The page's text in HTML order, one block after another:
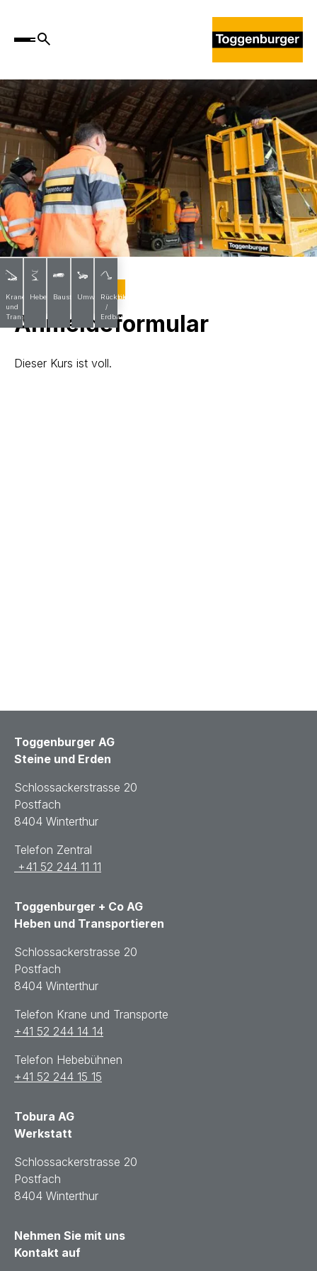
Krane
und
Transporte
Hebebühnen
BaustoffeUmwelttechnik
Rückbau
/
Erdbau
Anmeldeformular
Dieser Kurs ist voll.
Toggenburger AG
Steine und Erden
Schlossackerstrasse 20
Postfach
8404 Winterthur
Telefon Zentral
+41 52 244 11 11
Toggenburger + Co AG
Heben und Transportieren
Schlossackerstrasse 20
Postfach
8404 Winterthur
Telefon Krane und Transporte
+41 52 244 14 14
Telefon Hebebühnen
+41 52 244 15 15
Tobura AG
Werkstatt
Schlossackerstrasse 20
Postfach
8404 Winterthur
Nehmen Sie mit uns
Kontakt auf